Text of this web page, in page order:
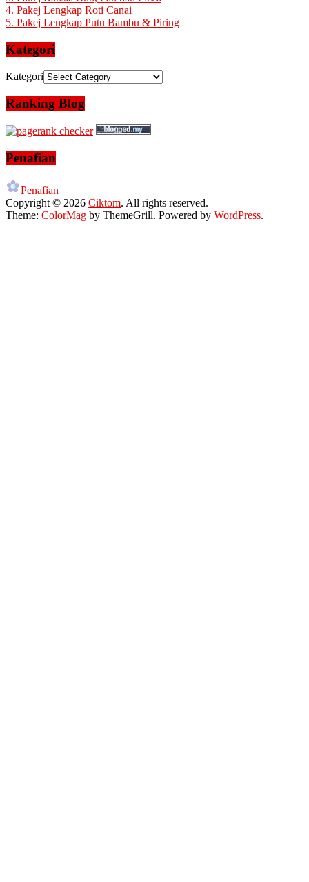
4. Pakej Lengkap Roti Canai
5. Pakej Lengkap Putu Bambu & Piring
Kategori
Kategori
Ranking Blog
Penafian
Penafian
Copyright © 2026 Ciktom. All rights reserved.
Theme: ColorMag by ThemeGrill. Powered by WordPress.